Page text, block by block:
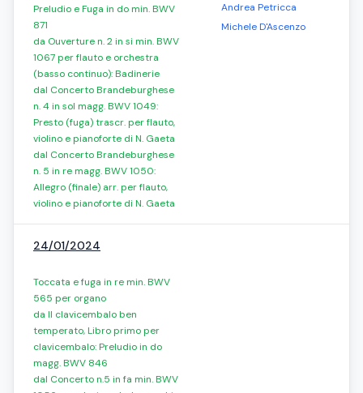
Preludio e Fuga in do min. BWV
871
da Ouverture n. 2 in si min. BWV
1067 per flauto e orchestra
(basso continuo): Badinerie
dal Concerto Brandeburghese
n. 4 in sol magg. BWV 1049:
Presto (fuga) trascr. per flauto,
violino e pianoforte di N. Gaeta
dal Concerto Brandeburghese
n. 5 in re magg. BWV 1050:
Allegro (finale) arr. per flauto,
violino e pianoforte di N. Gaeta
Andrea Petricca
Michele D'Ascenzo
24/01/2024
Toccata e fuga in re min. BWV
565 per organo
da Il clavicembalo ben
temperato, Libro primo per
clavicembalo: Preludio in do
magg. BWV 846
dal Concerto n.5 in fa min. BWV